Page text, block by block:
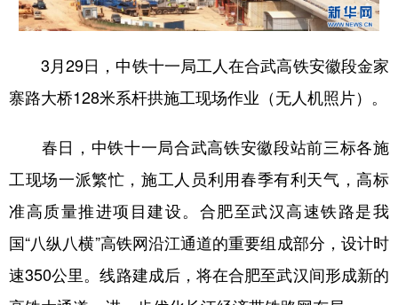
3月29日，中铁十一局工人在合武高铁安徽段金家
寨路大桥128米系杆拱施工现场作业（无人机照片）。
春日，中铁十一局合武高铁安徽段站前三标各施
工现场一派繁忙，施工人员利用春季有利天气，高标
准高质量推进项目建设。合肥至武汉高速铁路是我
国“八纵八横”高铁网沿江通道的重要组成部分，设计时
速350公里。线路建成后，将在合肥至武汉间形成新的